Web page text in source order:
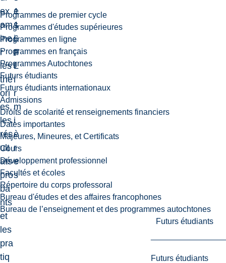
Programmes de premier cycle
Programmes d'études supérieures
Programmes en ligne
Programmes en français
Programmes Autochtones
Futurs étudiants
Futurs étudiants internationaux
Admissions
Droits de scolarité et renseignements financiers
Dates importantes
Majeures, Mineures, et Certificats
Cours
Développement professionnel
Facultés et écoles
Répertoire du corps professoral
Bureau d'études et des affaires francophones
Bureau de l’enseignement et des programmes autochtones
Futurs étudiants
Futurs étudiants
ex
am
ine
r
les
thé
ori
es,
les
rés
ult
ats
pro
ba
nts
et
les
pra
tiq
1
1
6
F
L
e
s
i
n
f
i
r
m
i
è
r
e
s